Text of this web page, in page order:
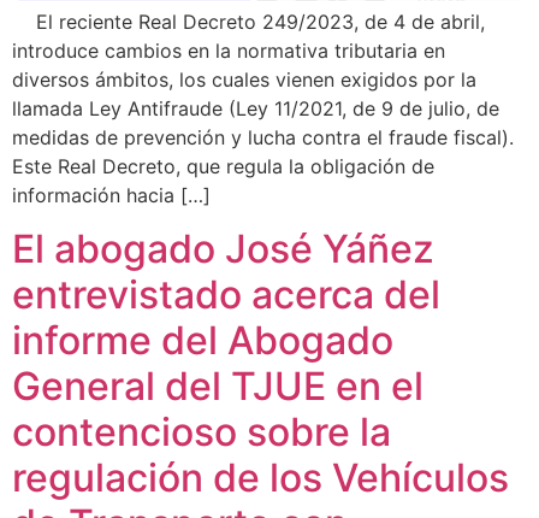
El reciente Real Decreto 249/2023, de 4 de abril,
introduce cambios en la normativa tributaria en
diversos ámbitos, los cuales vienen exigidos por la
llamada Ley Antifraude (Ley 11/2021, de 9 de julio, de
medidas de prevención y lucha contra el fraude fiscal).
Este Real Decreto, que regula la obligación de
información hacia […]
El abogado José Yáñez
entrevistado acerca del
informe del Abogado
General del TJUE en el
contencioso sobre la
regulación de los Vehículos